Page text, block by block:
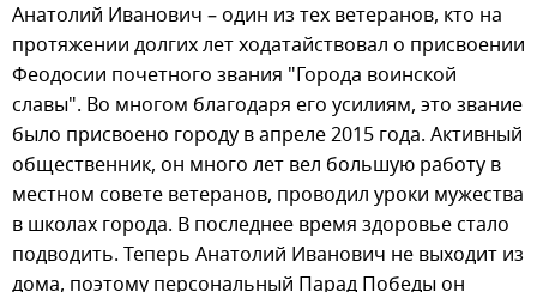
Анатолий Иванович – один из тех ветеранов, кто на
протяжении долгих лет ходатайствовал о присвоении
Феодосии почетного звания "Города воинской
славы". Во многом благодаря его усилиям, это звание
было присвоено городу в апреле 2015 года. Активный
общественник, он много лет вел большую работу в
местном совете ветеранов, проводил уроки мужества
в школах города. В последнее время здоровье стало
подводить. Теперь Анатолий Иванович не выходит из
дома, поэтому персональный Парад Победы он